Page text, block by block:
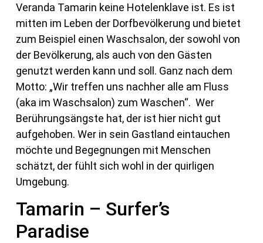
Veranda Tamarin keine Hotelenklave ist. Es ist
mitten im Leben der Dorfbevölkerung und bietet
zum Beispiel einen Waschsalon, der sowohl von
der Bevölkerung, als auch von den Gästen
genutzt werden kann und soll. Ganz nach dem
Motto: „Wir treffen uns nachher alle am Fluss
(aka im Waschsalon) zum Waschen“. Wer
Berührungsängste hat, der ist hier nicht gut
aufgehoben. Wer in sein Gastland eintauchen
möchte und Begegnungen mit Menschen
schätzt, der fühlt sich wohl in der quirligen
Umgebung.
Tamarin – Surfer’s
Paradise